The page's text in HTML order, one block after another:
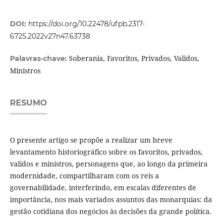
DOI: https://doi.org/10.22478/ufpb.2317-
6725.2022v27n47.63738
Palavras-chave: Soberania, Favoritos, Privados, Validos,
Ministros
RESUMO
O presente artigo se propõe a realizar um breve
levantamento historiográfico sobre os favoritos, privados,
validos e ministros, personagens que, ao longo da primeira
modernidade, compartilharam com os reis a
governabilidade, interferindo, em escalas diferentes de
importância, nos mais variados assuntos das monarquias: da
gestão cotidiana dos negócios às decisões da grande política.